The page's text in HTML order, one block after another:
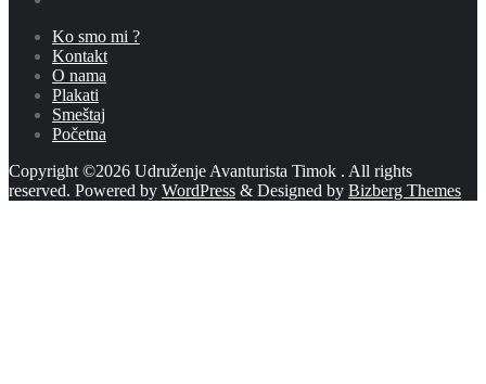
Ko smo mi ?
Kontakt
O nama
Plakati
Smeštaj
Početna
Copyright ©2026 Udruženje Avanturista Timok . All rights
reserved. Powered by WordPress & Designed by Bizberg Themes